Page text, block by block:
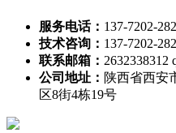
服务电话： 137-7202-
技术咨询： 137-7202-
联系邮箱： 2632338312
公司地址： 陕西省西安
区8街4栋19号